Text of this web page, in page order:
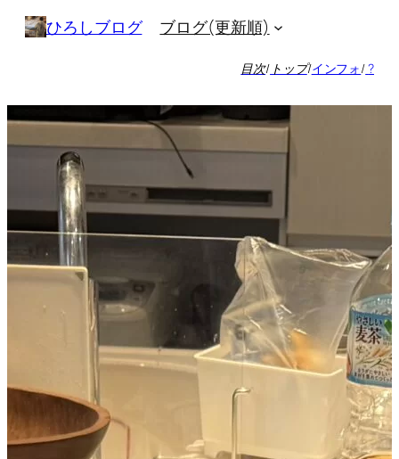
キ
ッ
プ
ひろしブログ ブログ(更新順)
目次/ トップ/インフォ/?